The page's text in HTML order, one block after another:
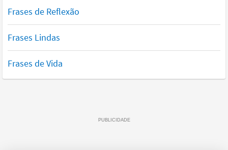
Frases de Reflexão
Frases Lindas
Frases de Vida